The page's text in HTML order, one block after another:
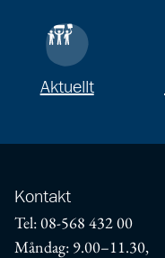
Aktuellt
Kontakt
Tel: 08-568 432 00
Måndag: 9.00–11.30,